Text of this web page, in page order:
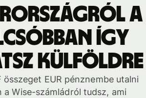
a
így
külföldre
összeget EUR pénznembe utalni
a Wise-számládról tudsz, ami